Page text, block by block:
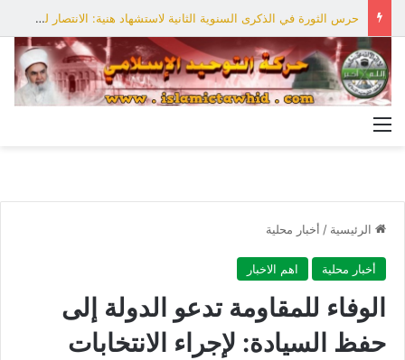
حرس الثورة في الذكرى السنوية الثانية لاستشهاد هنية: الانتصار لفلسطين أقرب
الرئيسية / أخبار محلية
أخبار محلية اهم الاخبار
الوفاء للمقاومة تدعو الدولة إلى
حفظ السيادة: لإجراء الانتخابات